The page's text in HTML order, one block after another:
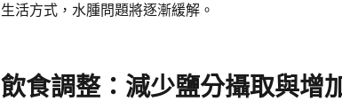
生活方式，水腫問題將逐漸緩解。
飲食調整：減少鹽分攝取與增